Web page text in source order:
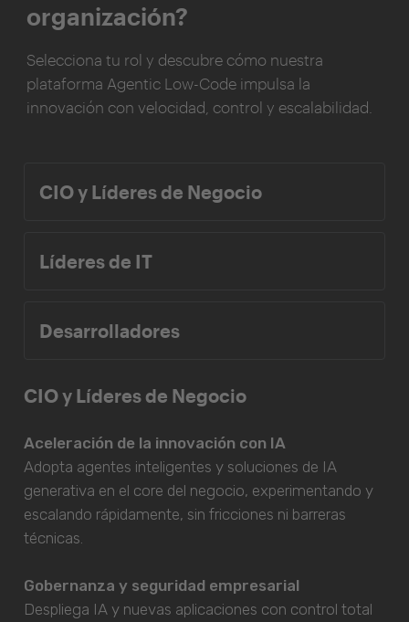
organización?
Selecciona tu rol y descubre cómo nuestra
plataforma Agentic Low-Code impulsa la
innovación con velocidad, control y escalabilidad.
CIO y Líderes de Negocio
Líderes de IT
Desarrolladores
CIO y Líderes de Negocio
Aceleración de la innovación con IA
Adopta agentes inteligentes y soluciones de IA
generativa en el core del negocio, experimentando y
escalando rápidamente, sin fricciones ni barreras
técnicas.
Gobernanza y seguridad empresarial
Despliega IA y nuevas aplicaciones con control total